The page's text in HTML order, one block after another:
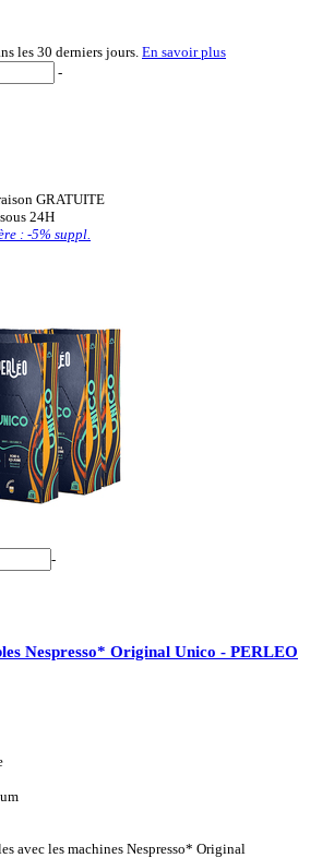
les 30 derniers jours. En savoir plus
-
GRATUITE
24H
:-5% suppl.
-
Nespresso* Original Unico - PERLEO
avec les machines Nespresso* Original